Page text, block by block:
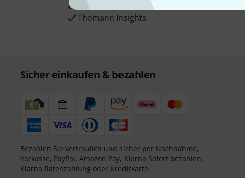
Thomann Insights
Sicher einkaufen & bezahlen
Bezahlen Sie vertraulich und sicher per Nachnahme,
Vorkasse, PayPal, Amazon Pay, Klarna Sofort bezahlen,
Klarna Ratenzahlung oder Kreditkarte.